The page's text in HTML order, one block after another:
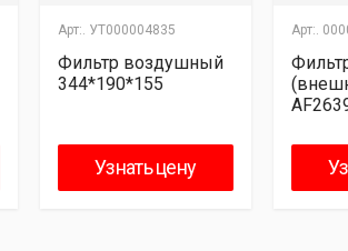
Арт:. УТ000004835
Фильтр воздушный
344*190*155
Узнать цену
Арт:.